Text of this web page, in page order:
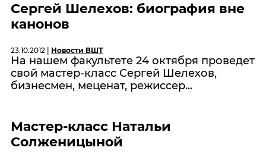
Сергей Шелехов: биография вне
канонов
23.10.2012 | Новости ВШТ
На нашем факультете 24 октября проведет
свой мастер-класс Сергей Шелехов,
бизнесмен, меценат, режиссер...
Мастер-класс Натальи
Солженицыной